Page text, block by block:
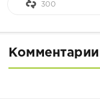
300
Комментарии